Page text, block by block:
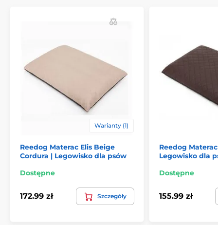
Produkt znajduje się w kategoriach
Legowiska, budy i torby
Dla dużych psów
Warianty (1)
Reedog Materac Elis Beige
Cordura | Legowisko dla psów
Dostępne
172.99 zł Szczegóły
Reedog
Legowisko dla
Dostępne
155.99 zł